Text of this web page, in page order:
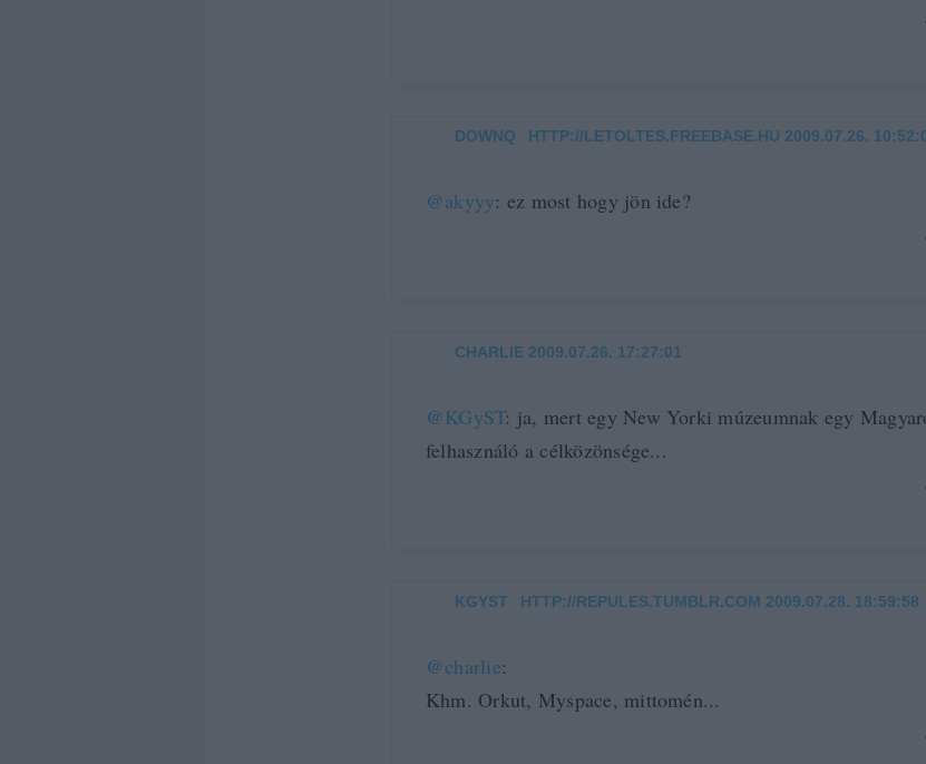
DOWNQ HTTP://LETOLTES.FREEBASE.HU 2009.07.26.
@akyyy: ez most hogy jön ide?
CHARLIE 2009.07.26. 17:27:01
@KGyST: ja, mert egy New Yorki múzeumnak egy
felhasználó a célközönsége...
KGYST HTTP://REPULES.TUMBLR.COM 2009.07.28. 18:59:58
@charlie:
Khm. Orkut, Myspace, mittomén...